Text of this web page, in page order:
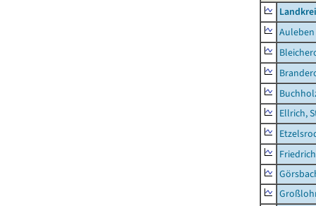
Auleben
Ellrich,